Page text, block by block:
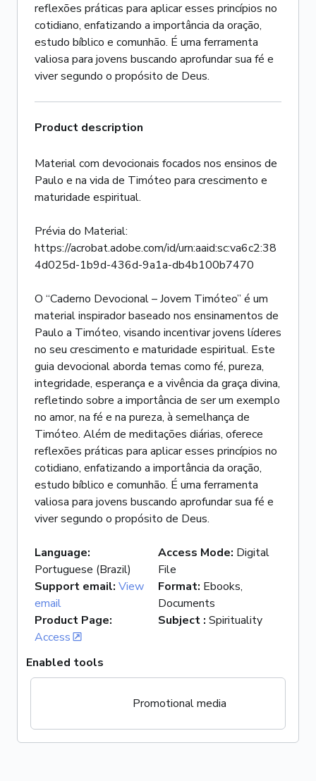
reflexões práticas para aplicar esses princípios no
cotidiano, enfatizando a importância da oração,
estudo bíblico e comunhão. É uma ferramenta
valiosa para jovens buscando aprofundar sua fé e
viver segundo o propósito de Deus.
Product description
Material com devocionais focados nos ensinos de
Paulo e na vida de Timóteo para crescimento e
maturidade espiritual.
Prévia do Material:
https://acrobat.adobe.com/id/urn:aaid:sc:va6c2:38
4d025d-1b9d-436d-9a1a-db4b100b7470
O “Caderno Devocional – Jovem Timóteo” é um
material inspirador baseado nos ensinamentos de
Paulo a Timóteo, visando incentivar jovens líderes
no seu crescimento e maturidade espiritual. Este
guia devocional aborda temas como fé, pureza,
integridade, esperança e a vivência da graça divina,
refletindo sobre a importância de ser um exemplo
no amor, na fé e na pureza, à semelhança de
Timóteo. Além de meditações diárias, oferece
reflexões práticas para aplicar esses princípios no
cotidiano, enfatizando a importância da oração,
estudo bíblico e comunhão. É uma ferramenta
valiosa para jovens buscando aprofundar sua fé e
viver segundo o propósito de Deus.
Language:
Portuguese (Brazil)
Support email: View
email
Product Page:
Access
Access Mode: Digital
File
Format: Ebooks,
Documents
Subject : Spirituality
Enabled tools
Promotional media